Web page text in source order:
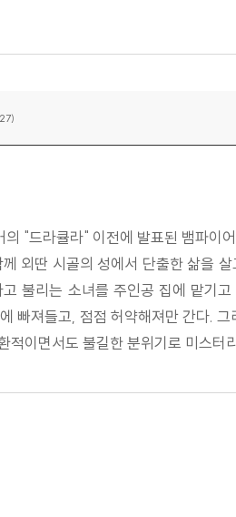
)
"드라큘라" 이전에 발표된 뱀파이
외딴 시골의 성에서 단출한 삶을
불리는 소녀를 주인공 집에 맡기
빠져들고, 점점 허약해져만 간다.
적이면서도 불길한 분위기로 미스터